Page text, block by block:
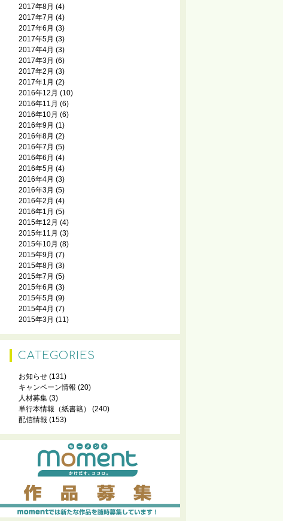
2017年8月 (4)
2017年7月 (4)
2017年6月 (3)
2017年5月 (3)
2017年4月 (3)
2017年3月 (6)
2017年2月 (3)
2017年1月 (2)
2016年12月 (10)
2016年11月 (6)
2016年10月 (6)
2016年9月 (1)
2016年8月 (2)
2016年7月 (5)
2016年6月 (4)
2016年5月 (4)
2016年4月 (3)
2016年3月 (5)
2016年2月 (4)
2016年1月 (5)
2015年12月 (4)
2015年11月 (3)
2015年10月 (8)
2015年9月 (7)
2015年8月 (3)
2015年7月 (5)
2015年6月 (3)
2015年5月 (9)
2015年4月 (7)
2015年3月 (11)
CATEGORIES
お知らせ (131)
キャンペーン情報 (20)
人材募集 (3)
単行本情報（紙書籍）
(240)
配信情報 (153)